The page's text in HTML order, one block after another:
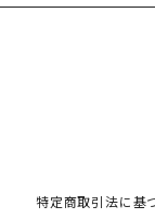
特定商取引法に基